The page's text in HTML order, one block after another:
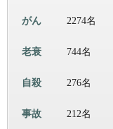
がん 2274名
老衰 744名
自殺 276名
事故 212名